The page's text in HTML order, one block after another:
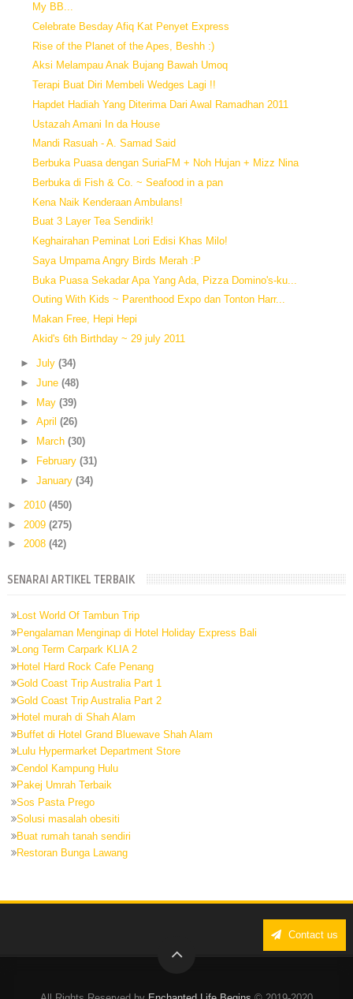
My BB...
Celebrate Besday Afiq Kat Penyet Express
Rise of the Planet of the Apes, Beshh :)
Aksi Melampau Anak Bujang Bawah Umoq
Terapi Buat Diri Membeli Wedges Lagi !!
Hapdet Hadiah Yang Diterima Dari Awal Ramadhan 2011
Ustazah Amani In da House
Mandi Rasuah - A. Samad Said
Berbuka Puasa dengan SuriaFM + Noh Hujan + Mizz Nina
Berbuka di Fish & Co. ~ Seafood in a pan
Kena Naik Kenderaan Ambulans!
Buat 3 Layer Tea Sendirik!
Keghairahan Peminat Lori Edisi Khas Milo!
Saya Umpama Angry Birds Merah :P
Buka Puasa Sekadar Apa Yang Ada, Pizza Domino's-ku...
Outing With Kids ~ Parenthood Expo dan Tonton Harr...
Makan Free, Hepi Hepi
Akid's 6th Birthday ~ 29 july 2011
► July (34)
► June (48)
► May (39)
► April (26)
►
March (30)
►
February (31)
► January (34)
► 2010 (450)
► 2009 (275)
► 2008 (42)
SENARAI ARTIKEL TERBAIK
Lost World Of Tambun Trip
Pengalaman Menginap di Hotel Holiday Express Bali
Long Term Carpark KLIA 2
Hotel Hard Rock Cafe Penang
Gold Coast Trip Australia Part 1
Gold Coast Trip Australia Part 2
Hotel murah di Shah Alam
Buffet di Hotel Grand Bluewave Shah Alam
Lulu Hypermarket Department Store
Cendol Kampung Hulu
Pakej Umrah Terbaik
Sos Pasta Prego
Solusi masalah obesiti
Buat rumah tanah sendiri
Restoran Bunga Lawang
Contact us